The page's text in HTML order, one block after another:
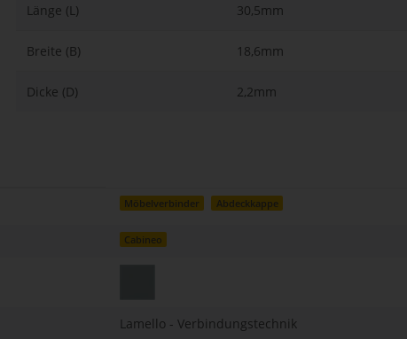
Länge (L) 30,5mm
Breite (B) 18,6mm
Dicke (D) 2,2mm
Möbelverbinder Abdeckkappe
Cabineo
Lamello - Verbindungstechnik